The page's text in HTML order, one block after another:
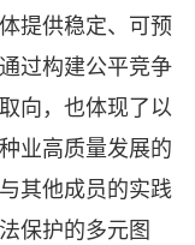
提供稳定、可预
过构建公平竞争
向，也体现了以
业高质量发展的
其他成员的实践
保护的多元图